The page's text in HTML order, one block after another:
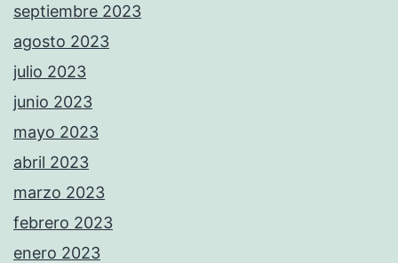
septiembre 2023
agosto 2023
julio 2023
junio 2023
mayo 2023
abril 2023
marzo 2023
febrero 2023
enero 2023